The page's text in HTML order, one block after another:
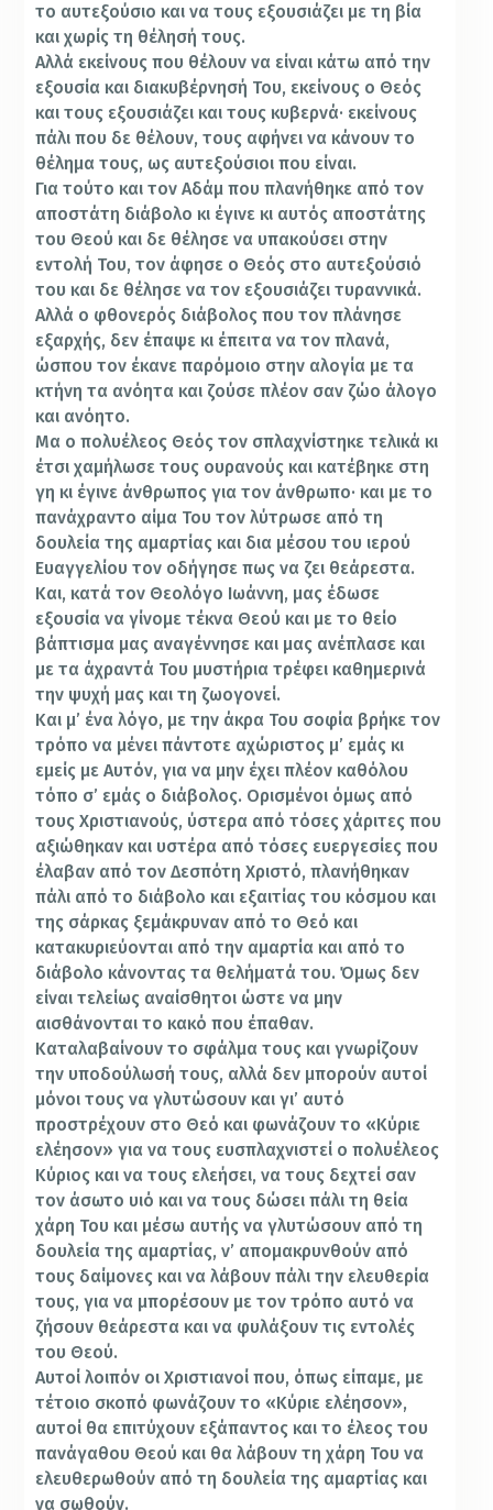
το αυτεξούσιο και να τους εξουσιάζει με τη βία
και χωρίς τη θέλησή τους.
Αλλά εκείνους που θέλουν να είναι κάτω από την
εξουσία και διακυβέρνησή Του, εκείνους ο Θεός
και τους εξουσιάζει και τους κυβερνά· εκείνους
πάλι που δε θέλουν, τους αφήνει να κάνουν το
θέλημα τους, ως αυτεξούσιοι που είναι.
Για τούτο και τον Αδάμ που πλανήθηκε από τον
αποστάτη διάβολο κι έγινε κι αυτός αποστάτης
του Θεού και δε θέλησε να υπακούσει στην
εντολή Του, τον άφησε ο Θεός στο αυτεξούσιό
του και δε θέλησε να τον εξουσιάζει τυραννικά.
Αλλά ο φθονερός διάβολος που τον πλάνησε
εξαρχής, δεν έπαψε κι έπειτα να τον πλανά,
ώσπου τον έκανε παρόμοιο στην αλογία με τα
κτήνη τα ανόητα και ζούσε πλέον σαν ζώο άλογο
και ανόητο.
Μα ο πολυέλεος Θεός τον σπλαχνίστηκε τελικά κι
έτσι χαμήλωσε τους ουρανούς και κατέβηκε στη
γη κι έγινε άνθρωπος για τον άνθρωπο· και με το
πανάχραντο αίμα Του τον λύτρωσε από τη
δουλεία της αμαρτίας και δια μέσου του ιερού
Ευαγγελίου τον οδήγησε πως να ζει θεάρεστα.
Και, κατά τον Θεολόγο Ιωάννη, μας έδωσε
εξουσία να γίνομε τέκνα Θεού και με το θείο
βάπτισμα μας αναγέννησε και μας ανέπλασε και
με τα άχραντά Του μυστήρια τρέφει καθημερινά
την ψυχή μας και τη ζωογονεί.
Και μ’ ένα λόγο, με την άκρα Του σοφία βρήκε τον
τρόπο να μένει πάντοτε αχώριστος μ’ εμάς κι
εμείς με Αυτόν, για να μην έχει πλέον καθόλου
τόπο σ’ εμάς ο διάβολος. Ορισμένοι όμως από
τους Χριστιανούς, ύστερα από τόσες χάριτες που
αξιώθηκαν και υστέρα από τόσες ευεργεσίες που
έλαβαν από τον Δεσπότη Χριστό, πλανήθηκαν
πάλι από το διάβολο και εξαιτίας του κόσμου και
της σάρκας ξεμάκρυναν από το Θεό και
κατακυριεύονται από την αμαρτία και από το
διάβολο κάνοντας τα θελήματά του. Όμως δεν
είναι τελείως αναίσθητοι ώστε να μην
αισθάνονται το κακό που έπαθαν.
Καταλαβαίνουν το σφάλμα τους και γνωρίζουν
την υποδούλωσή τους, αλλά δεν μπορούν αυτοί
μόνοι τους να γλυτώσουν και γι’ αυτό
προστρέχουν στο Θεό και φωνάζουν το «Κύριε
ελέησον» για να τους ευσπλαχνιστεί ο πολυέλεος
Κύριος και να τους ελεήσει, να τους δεχτεί σαν
τον άσωτο υιό και να τους δώσει πάλι τη θεία
χάρη Του και μέσω αυτής να γλυτώσουν από τη
δουλεία της αμαρτίας, ν’ απομακρυνθούν από
τους δαίμονες και να λάβουν πάλι την ελευθερία
τους, για να μπορέσουν με τον τρόπο αυτό να
ζήσουν θεάρεστα και να φυλάξουν τις εντολές
του Θεού.
Αυτοί λοιπόν οι Χριστιανοί που, όπως είπαμε, με
τέτοιο σκοπό φωνάζουν το «Κύριε ελέησον»,
αυτοί θα επιτύχουν εξάπαντος και το έλεος του
πανάγαθου Θεού και θα λάβουν τη χάρη Του να
ελευθερωθούν από τη δουλεία της αμαρτίας και
να σωθούν.